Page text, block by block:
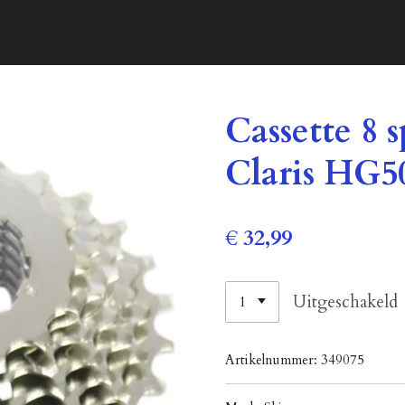
Cassette 8
Claris
€ 32,99
Uitgeschakeld
Artikelnummer: 349075